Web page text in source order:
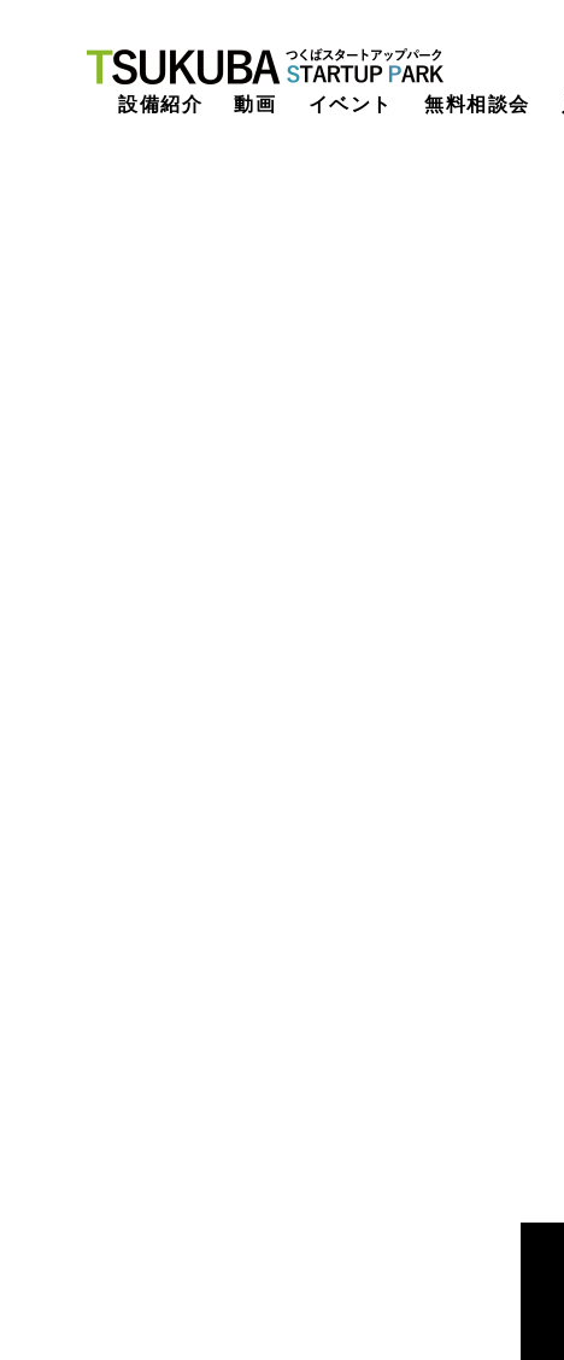
つくばスタートアップパーク
設備紹介 動画 イベント 無料相談会